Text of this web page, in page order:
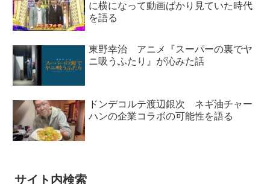
に横になって動画ばかり見ていた時代
を語る
東野幸治 アニメ『スーパーの裏でヤ
ニ吸うふたり』が沁みた話
ドンデコルテ渡辺銀次 ネギ油チャー
ハンの企業コラボの可能性を語る
サイト内検索